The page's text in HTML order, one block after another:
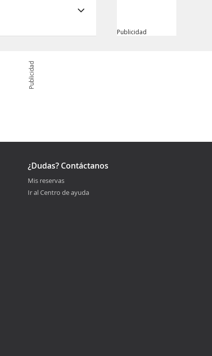
Publicidad
Publicidad
¿Dudas? Contáctanos
Mis reservas
Ir al Centro de ayuda